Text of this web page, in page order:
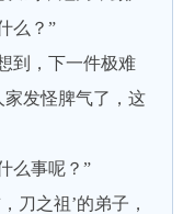
么？”
，下一件极难
发怪脾气了，这
么事呢？”
之祖’的弟子，